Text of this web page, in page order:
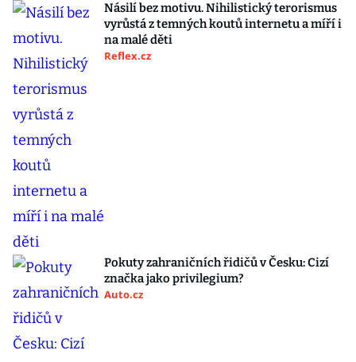
Násilí bez motivu. Nihilistický terorismus
vyrůstá z temných koutů internetu a míří i
na malé děti
Reflex.cz
Pokuty zahraničních řidičů v Česku: Cizí
značka jako privilegium?
Auto.cz